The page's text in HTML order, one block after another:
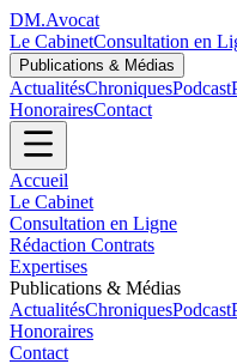
DM.Avocat
Le CabinetConsultation en
Publications & Médias
ActualitésChroniquesPodcast
HonorairesContact
Accueil
Le Cabinet
Consultation en Ligne
Rédaction Contrats
Expertises
Publications & Médias
ActualitésChroniquesPodcast
Honoraires
Contact